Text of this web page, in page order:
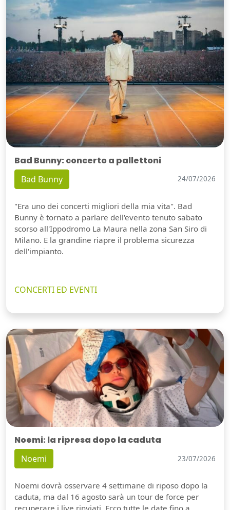
Bad Bunny: concerto a pallettoni
Bad Bunny 24/07/2026
"Era uno dei concerti migliori della mia vita". Bad
Bunny è tornato a parlare dell'evento tenuto sabato
scorso all'Ippodromo La Maura nella zona San Siro di
Milano. E la grandine riapre il problema sicurezza
dell'impianto.
CONCERTI ED EVENTI
Noemi: la ripresa dopo la caduta
Noemi 23/07/2026
Noemi dovrà osservare 4 settimane di riposo dopo la
caduta, ma dal 16 agosto sarà un tour de force per